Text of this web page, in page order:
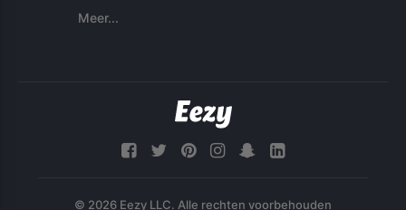
Meer...
© 2026 Eezy LLC. Alle rechten voorbehouden